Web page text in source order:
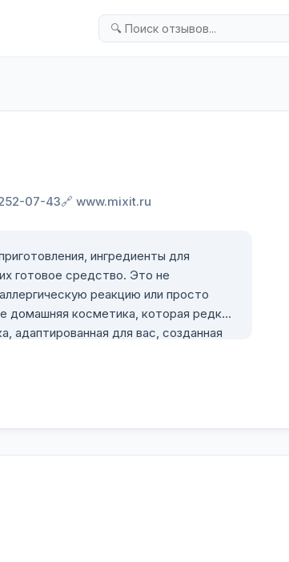
07-43🔗 www.mixit.ru
ингредиенты для
готовое средство. Это не
реакцию или просто
домашняя косметика, которая редко
адаптированная для вас, созданная
с помощью профессиональных
тщательно отобранных и
и химиков, которые